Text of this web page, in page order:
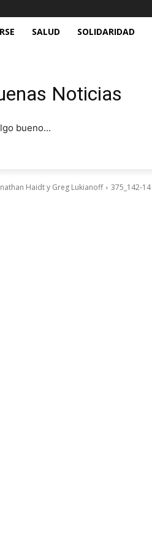
RSE SALUD SOLIDARIDAD
Noticias
bueno...
Haidt y Greg Lukianoff 375_142-14